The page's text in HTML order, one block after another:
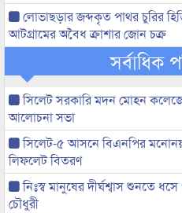
লোভাছড়ার জব্দকৃত পাথর চুরির
আটগ্রামের অবৈধ ক্রাশার জোন চক্র
সর্বাধিক
সিলেট সরকারি মদন মোহন
আলোচনা সভা
সিলেট-৫ আসনে বিএনপির
লিফলেট বিতরণ
নিঃস্ব মানুষের দীর্ঘশ্বাস শুনতে
চৌধুরী